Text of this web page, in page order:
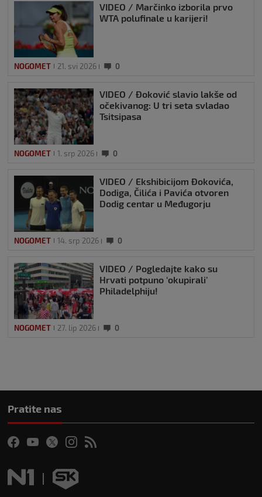
VIDEO / Marčinko izborila prvo
WTA polufinale u karijeri!
NOGOMET 21. svi 2026 0
VIDEO / Đoković slavio lakše od
očekivanog: U tri seta svladao
Tsitsipasa
NOGOMET 1. srp 2026 0
VIDEO / Ekshibicijom Đokovića,
Dodiga, Čilića i Pavića otvoren
Dodig centar u Međugorju
NOGOMET 14. srp 2026 0
VIDEO / Pogledajte kako su
Hrvati potpuno ‘okupirali’
Philadelphiju!
NOGOMET 27. lip 2026 0
Pratite nas